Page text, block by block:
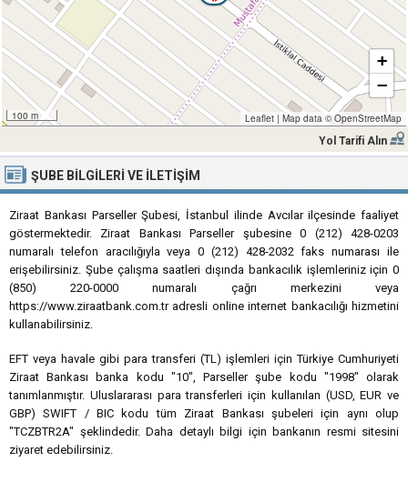
100 m
+
−
Leaflet | Map data ©OpenStreetMap
Yol Tarifi Alın
ŞUBE BILGILERI VE İLETIŞIM
Ziraat Bankası Parseller Şubesi, İstanbul ilinde Avcılar ilçesinde faaliyet
göstermektedir. Ziraat Bankası Parseller şubesine 0 (212) 428-0203
numaralı telefon aracılığıyla veya 0 (212) 428-2032 faks numarası ile
erişebilirsiniz. Şube çalışma saatleri dışında bankacılık işlemleriniz için 0
(850) 220-0000 numaralı çağrı merkezini veya
https://www.ziraatbank.com.tr adresli online internet bankacılığı hizmetini
kullanabilirsiniz.
EFT veya havale gibi para transferi (TL) işlemleri için Türkiye Cumhuriyeti
Ziraat Bankası banka kodu "10", Parseller şube kodu "1998" olarak
tanımlanmıştır. Uluslararası para transferleri için kullanılan (USD, EUR ve
GBP) SWIFT / BIC kodu tüm Ziraat Bankası şubeleri için aynı olup
"TCZBTR2A" şeklindedir. Daha detaylı bilgi için bankanın resmi sitesini
ziyaret edebilirsiniz.